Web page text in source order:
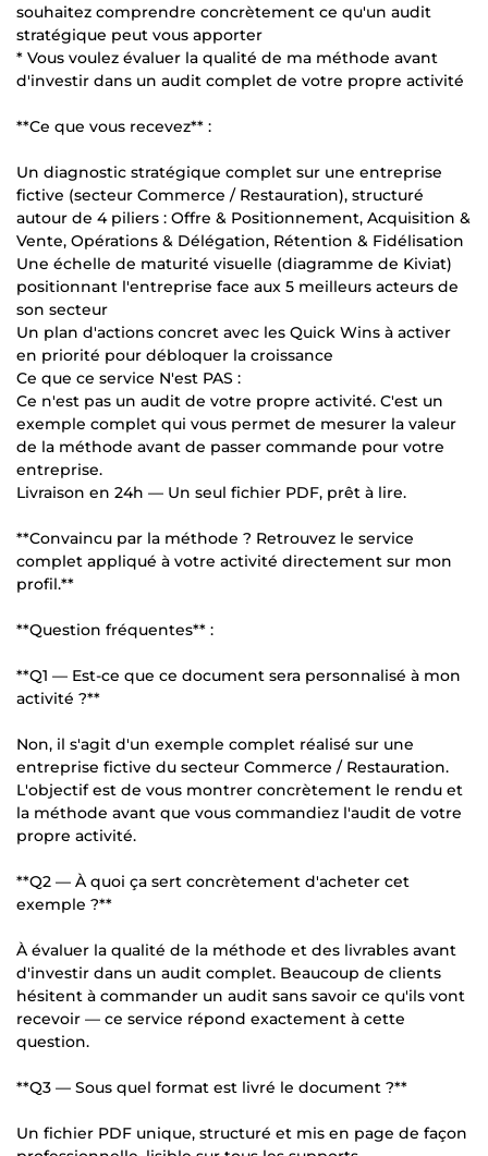
souhaitez comprendre concrètement ce qu'un audit
stratégique peut vous apporter
* Vous voulez évaluer la qualité de ma méthode avant
d'investir dans un audit complet de votre propre activité
**Ce que vous recevez** :
Un diagnostic stratégique complet sur une entreprise
fictive (secteur Commerce / Restauration), structuré
autour de 4 piliers : Offre & Positionnement, Acquisition &
Vente, Opérations & Délégation, Rétention & Fidélisation
Une échelle de maturité visuelle (diagramme de Kiviat)
positionnant l'entreprise face aux 5 meilleurs acteurs de
son secteur
Un plan d'actions concret avec les Quick Wins à activer
en priorité pour débloquer la croissance
Ce que ce service N'est PAS :
Ce n'est pas un audit de votre propre activité. C'est un
exemple complet qui vous permet de mesurer la valeur
de la méthode avant de passer commande pour votre
entreprise.
Livraison en 24h — Un seul fichier PDF, prêt à lire.
**Convaincu par la méthode ? Retrouvez le service
complet appliqué à votre activité directement sur mon
profil.**
**Question fréquentes** :
**Q1 — Est-ce que ce document sera personnalisé à mon
activité ?**
Non, il s'agit d'un exemple complet réalisé sur une
entreprise fictive du secteur Commerce / Restauration.
L'objectif est de vous montrer concrètement le rendu et
la méthode avant que vous commandiez l'audit de votre
propre activité.
**Q2 — À quoi ça sert concrètement d'acheter cet
exemple ?**
À évaluer la qualité de la méthode et des livrables avant
d'investir dans un audit complet. Beaucoup de clients
hésitent à commander un audit sans savoir ce qu'ils vont
recevoir — ce service répond exactement à cette
question.
**Q3 — Sous quel format est livré le document ?**
Un fichier PDF unique, structuré et mis en page de façon